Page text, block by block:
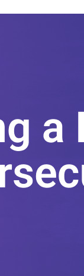
ドツーエンド暗